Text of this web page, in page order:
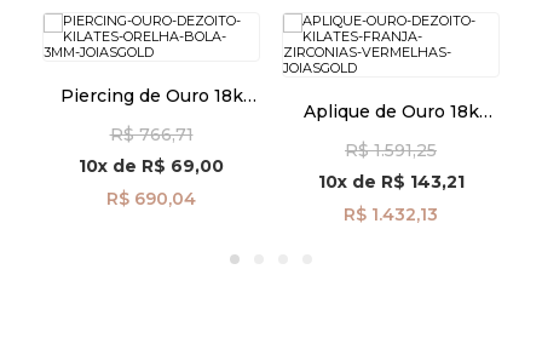
Piercing de Ouro 18k
ac07636
R$ 766,71
10x de R$ 69,00
R$ 690,04
Aplique de Ouro 18k
Vermelhas ac07855
R$ 1.591,25
10xde R$ 143,21
R$ 1.432,13